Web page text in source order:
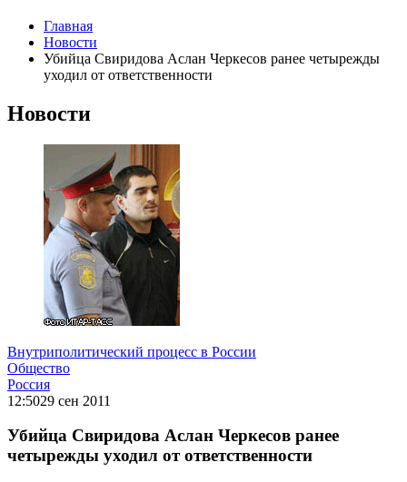
Главная
Новости
Убийца Свиридова Аслан Черкесов ранее четырежды
уходил от ответственности
Новости
Внутриполитический процесс в России
Общество
Россия
12:5029 сен 2011
Убийца Свиридова Аслан Черкесов ранее
четырежды уходил от ответственности